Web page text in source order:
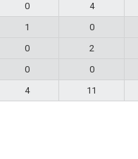
0 4
1 0
0 2
0 0
4 11